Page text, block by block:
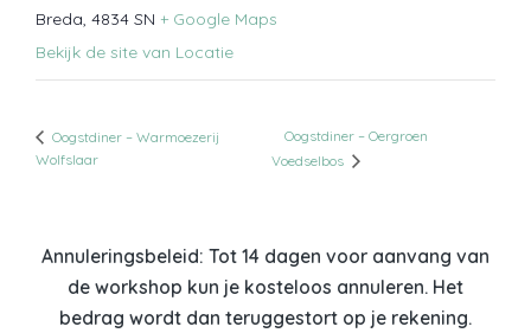
Breda, 4834 SN + Google Maps
Bekijk de site van Locatie
Oogstdiner – Warmoezerij
Wolfslaar
Oogstdiner – Oergroen
Voedselbos
Annuleringsbeleid: Tot 14 dagen voor aanvang van
de workshop kun je kosteloos annuleren. Het
bedrag wordt dan teruggestort op je rekening.